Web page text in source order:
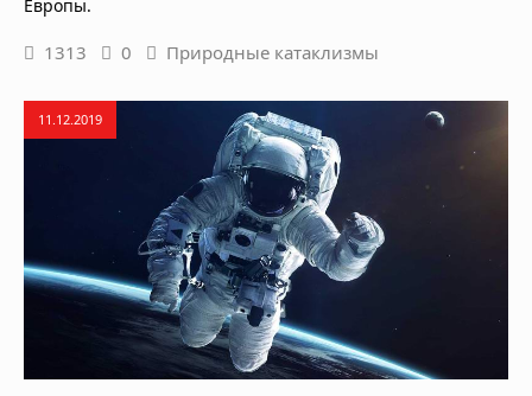
Европы.
1313 0 Природные катаклизмы
11.12.2019